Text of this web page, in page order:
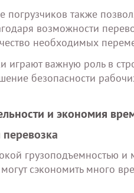
погрузчиков также
возможности
необходимых
играют важную роль в
безопасности
и экономия
грузоподъемностью
сэкономить много